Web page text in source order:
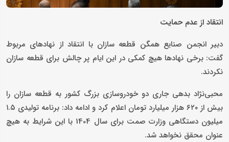
انتقاد از عدم حمایت
دبیر انجمن صنایع همگن قطعه سازان با انتقاد از نهادهای مربوط
گفت: برخی نهادها هیچ کمکی در این ایام پر چالش برای قطعه سازان
نکردند.
محبی‌نژاد بدهی جاری دو خودروسازی بزرگ کشور به قطعه سازان را
بیش از ۶۲۰ هزار میلیارد تومان اعلام کرد و ادامه داد: برنامه تولیدی ۱.۵
میلیون دستگاهی وزارت صمت برای سال 1404 با این شرایط به هیچ
عنوان محقق نخواهد شد.